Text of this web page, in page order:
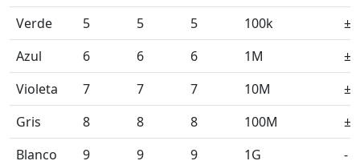
Verde
5 5 5 100k
Azul
6 6 6 1M
Violeta
7 7 7 10M
Gris
8 8 8 100M
Blanco
9 9 9 1G
-